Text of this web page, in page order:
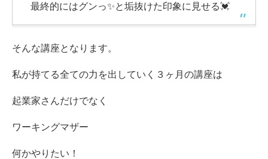
最終的にはグンっ✨と垢抜けた印象に見せる💓
そんな講座となります。
私が持てる全ての力を出していく３ヶ月の講座は
起業家さんだけでなく
ワーキングマザー
何かやりたい！